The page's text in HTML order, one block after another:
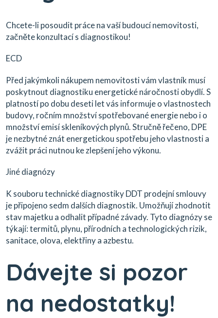
Chcete-li posoudit práce na vaší budoucí nemovitosti,
začněte konzultací s diagnostikou!
ECD
Před jakýmkoli nákupem nemovitosti vám vlastník musí
poskytnout diagnostiku energetické náročnosti obydlí. S
platností po dobu deseti let vás informuje o vlastnostech
budovy, ročním množství spotřebované energie nebo i o
množství emisí skleníkových plynů. Stručně řečeno, DPE
je nezbytné znát energetickou spotřebu jeho vlastnosti a
zvážit práci nutnou ke zlepšení jeho výkonu.
Jiné diagnózy
K souboru technické diagnostiky DDT prodejní smlouvy
je připojeno sedm dalších diagnostik. Umožňují zhodnotit
stav majetku a odhalit případné závady. Tyto diagnózy se
týkají: termitů, plynu, přírodních a technologických rizik,
sanitace, olova, elektřiny a azbestu.
Dávejte si pozor
na nedostatky!